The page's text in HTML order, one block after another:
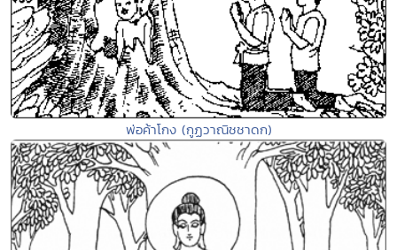
พ่อค้าโกง (กูฏวาณิชชาดก)